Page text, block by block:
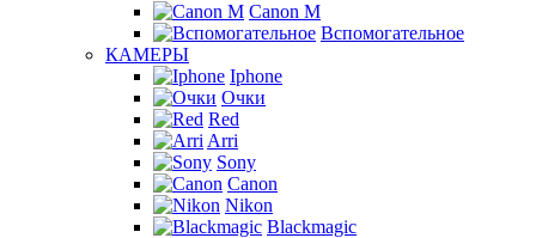
Canon M
Вспомогательное
КАМЕРЫ
Iphone
Очки
Red
Arri
Sony
Canon
Nikon
Blackmagic